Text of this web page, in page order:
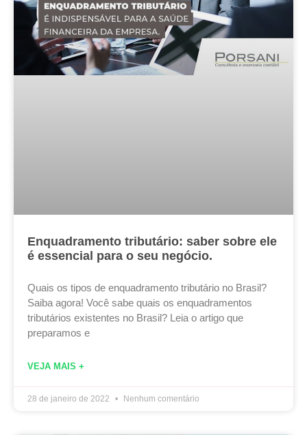
Enquadramento tributário: saber sobre ele
é essencial para o seu negócio.
Quais os tipos de enquadramento tributário no Brasil?
Saiba agora! Você sabe quais os enquadramentos
tributários existentes no Brasil? Leia o artigo que
preparamos e
VEJA MAIS +
28 de janeiro de 2022 Nenhum comentário